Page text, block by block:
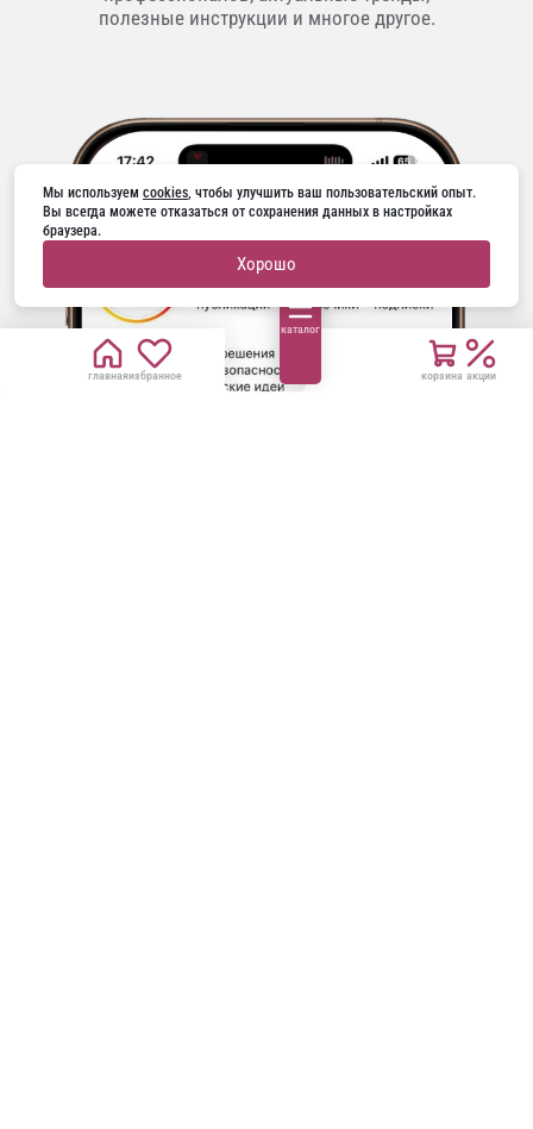
главнаяизбранное
каталог
корзина акции
полезные инструкции и многое другое.
Мы используем cookies, чтобы улучшить ваш пользовательский опыт.
Вы всегда можете отказаться от сохранения данных в настройках
браузера.
Хорошо